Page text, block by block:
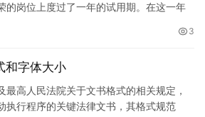
的岗位上度过了一年的试用期。在这一年
3
和字体大小
最高人民法院关于文书格式的相关规定，
执行程序的关键法律文书，其格式规范